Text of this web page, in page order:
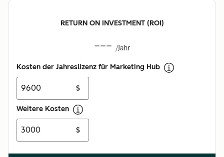
RETURN ON INVESTMENT (ROI)
--- /Jahr
Kosten der Jahreslizenz für Marketing Hub
$
Weitere Kosten
$